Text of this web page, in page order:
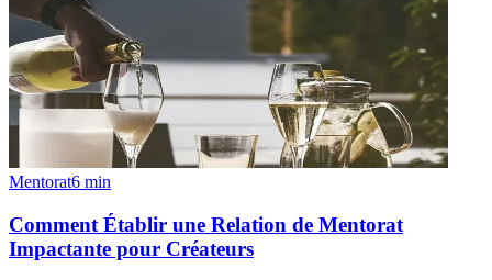
Mentorat6 min
Comment Établir une Relation de Mentorat
Impactante pour Créateurs